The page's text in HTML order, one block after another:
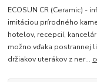
ECOSUN CR (Ceramic) -
imitáciou prírodného
hotelov, recepcií,
možno vďaka postrannej
držiakov uterákov z ner...